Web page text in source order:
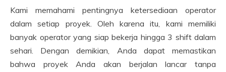
Kami memahami pentingnya ketersediaan operator
dalam setiap proyek. Oleh karena itu, kami memiliki
banyak operator yang siap bekerja hingga 3 shift dalam
sehari. Dengan demikian, Anda dapat memastikan
bahwa proyek Anda akan berjalan lancar tanpa